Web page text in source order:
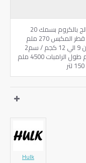
ميكرون ‏اقصي حمولة ‎4‏ طن ‏- ‏قطر المكبس ‎270‏ ملم
‏اقصي ارتفاع للسيارة ‎1500‏ ملم ‏طول الرامبات ‎4500‏ ملم
Hulk